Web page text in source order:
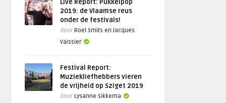
Live Report: Pukkelpop
2019: de Vlaamse reus
onder de festivals!
door Roel Smits en Jacques
Vaissier
Festival Report:
Muziekliefhebbers vieren
de vrijheid op Sziget 2019
door Lysanne Sikkema